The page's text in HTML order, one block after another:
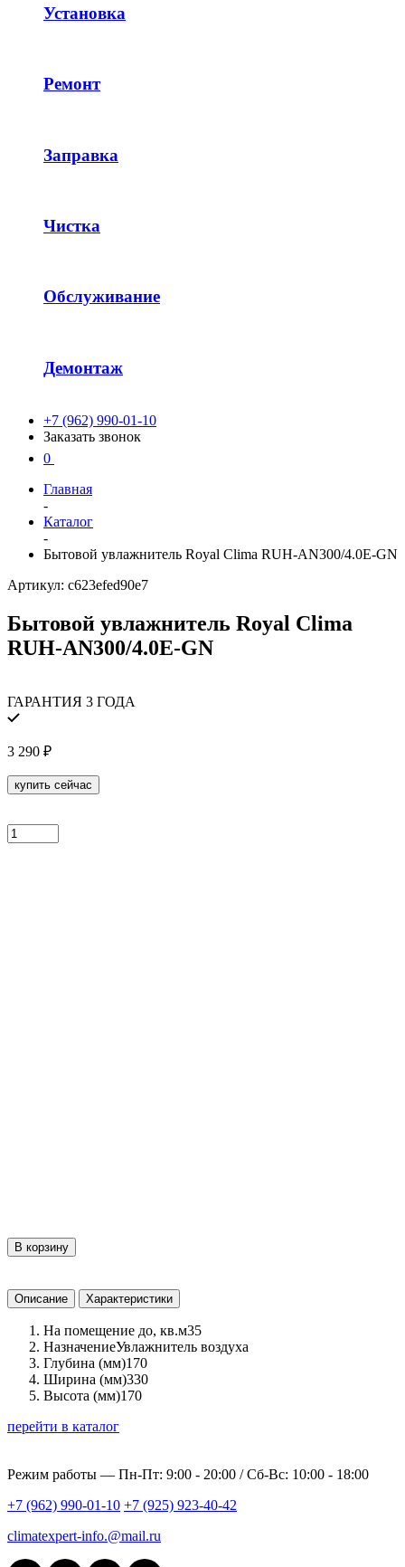
Установка
Ремонт
Заправка
Чистка
Обслуживание
Демонтаж
+7 (962) 990-01-10
Заказать звонок
0
Главная
-
Каталог
-
Бытовой увлажнитель Royal Clima RUH-AN300/4.0E-GN
Артикул: c623efed90e7
Бытовой увлажнитель Royal Clima
RUH-AN300/4.0E-GN
ГАРАНТИЯ 3 ГОДА
3 290 ₽
купить сейчас
В корзину
Описание Характеристики
На помещение до, кв.м35
НазначениеУвлажнитель воздуха
Глубина (мм)170
Ширина (мм)330
Высота (мм)170
перейти в каталог
Режим работы — Пн-Пт: 9:00 - 20:00 / Сб-Вс: 10:00 - 18:00
+7 (962) 990-01-10 +7 (925) 923-40-42
climatexpert-info.@mail.ru